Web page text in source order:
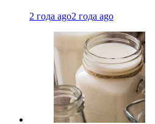
2 года ago2 года ago